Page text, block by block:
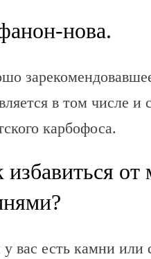
нова.
в том числе
карбофоса.
избавиться
вас есть камни или